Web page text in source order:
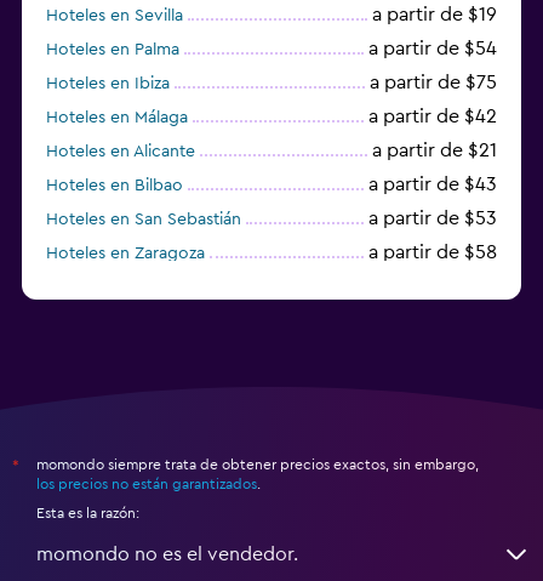
Hoteles en Sevilla a partir de $19
Hoteles en Palma a partir de $54
Hoteles en Ibiza a partir de $75
Hoteles en Málaga a partir de $42
Hoteles en Alicante a partir de $21
Hoteles en Bilbao a partir de $43
Hoteles en San Sebastián a partir de $53
Hoteles en Zaragoza a partir de $58
*
momondo siempre trata de obtener precios exactos, sin embargo,
los precios no están garantizados
Esta es la razón:
momondo no es el vendedor.